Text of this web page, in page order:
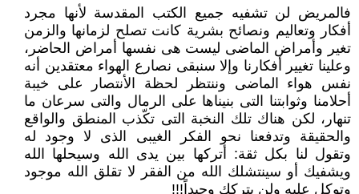
فالمريض لن تشفيه جميع الكتب المقدسة لأنها مجرد
أفكار وتعاليم ونصائح بشرية كانت تصلح لزمانها والزمن
تغير وأمراض الماضى ‏ليست هى نفسها أمراض الحاضر،
وعلينا تغيير أفكارنا وإلا سنبقى نصارع الهواء معتقدين أنه
نفس هواء الماضى وننتظر لحظة ‏الأنتصار على خيبة
أحلامنا وثوابتنا التى بنيناها على الرمال والتى سرعان ما
تنهار، لكن هناك تلك النخبة التى تكّذب المنطق والواقع
‏والحقيقة وتدفعنا نحو الفكر الغيبى الذى لا وجود له
وتقول لنا بكل ثقة: أتركها بين يدى الله وسيحلها الله
ويشفيك أو سينتشلك الله من ‏الفقر لا تقلق الله موجود
وتوكل عليه ولن يتركك وحيداً!!!‏